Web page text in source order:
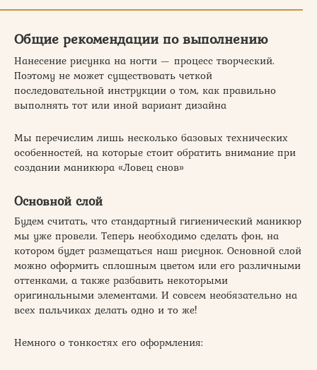
Общие рекомендации по выполнению
Нанесение рисунка на ногти — процесс творческий.
Поэтому не может существовать четкой
последовательной инструкции о том, как правильно
выполнять тот или иной вариант дизайна
Мы перечислим лишь несколько базовых технических
особенностей, на которые стоит обратить внимание при
создании маникюра «Ловец снов»
Основной слой
Будем считать, что стандартный гигиенический маникюр
мы уже провели. Теперь необходимо сделать фон, на
котором будет размещаться наш рисунок. Основной слой
можно оформить сплошным цветом или его различными
оттенками, а также разбавить некоторыми
оригинальными элементами. И совсем необязательно на
всех пальчиках делать одно и то же!
Немного о тонкостях его оформления: